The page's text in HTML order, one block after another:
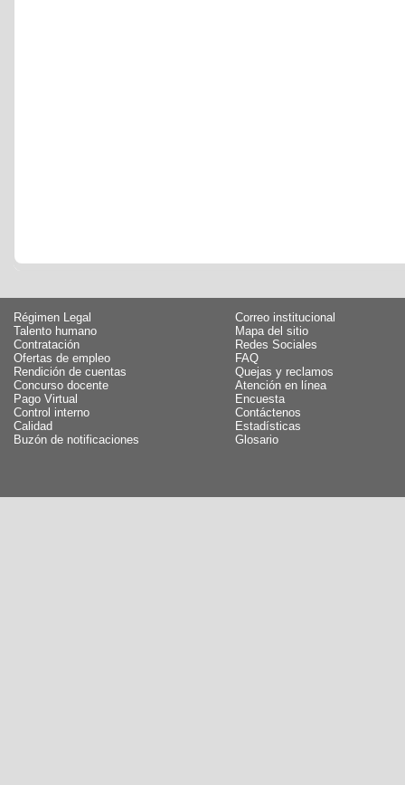
Régimen Legal
Talento humano
Contratación
Ofertas de empleo
Rendición de cuentas
Concurso docente
Pago Virtual
Control interno
Calidad
Buzón de notificaciones
Correo institucional
Mapa del sitio
Redes Sociales
FAQ
Quejas y reclamos
Atención en línea
Encuesta
Contáctenos
Estadísticas
Glosario